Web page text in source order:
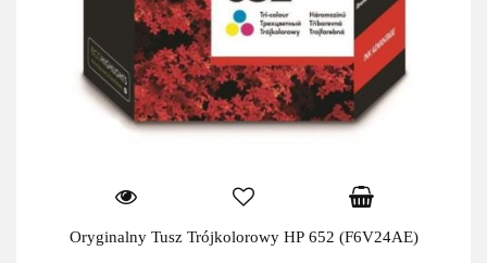
Oryginalny Tusz Trójkolorowy HP 652 (F6V24AE)